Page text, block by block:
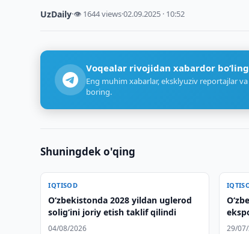
UzDaily·👁 1644 views·02.09.2025 · 10:52
Voqealar rivojidan xabardor bo‘ling
Eng muhim xabarlar, eksklyuziv reportajlar
boring.
Shuningdek o'qing
IQTISOD
O‘zbekistonda 2028 yildan uglerod
solig‘ini joriy etish taklif qilindi
04/08/2026 29/